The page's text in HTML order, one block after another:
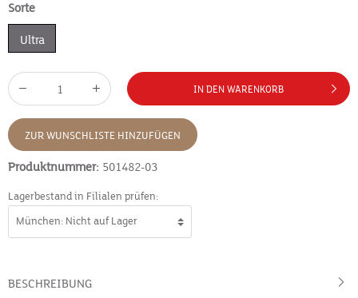
Sorte
Ultra
IN DEN WARENKORB
ZUR WUNSCHLISTE HINZUFÜGEN
Produktnummer: 501482-03
Lagerbestand in Filialen prüfen:
BESCHREIBUNG